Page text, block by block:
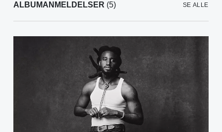
ALBUMANMELDELSER (5) SE ALLE